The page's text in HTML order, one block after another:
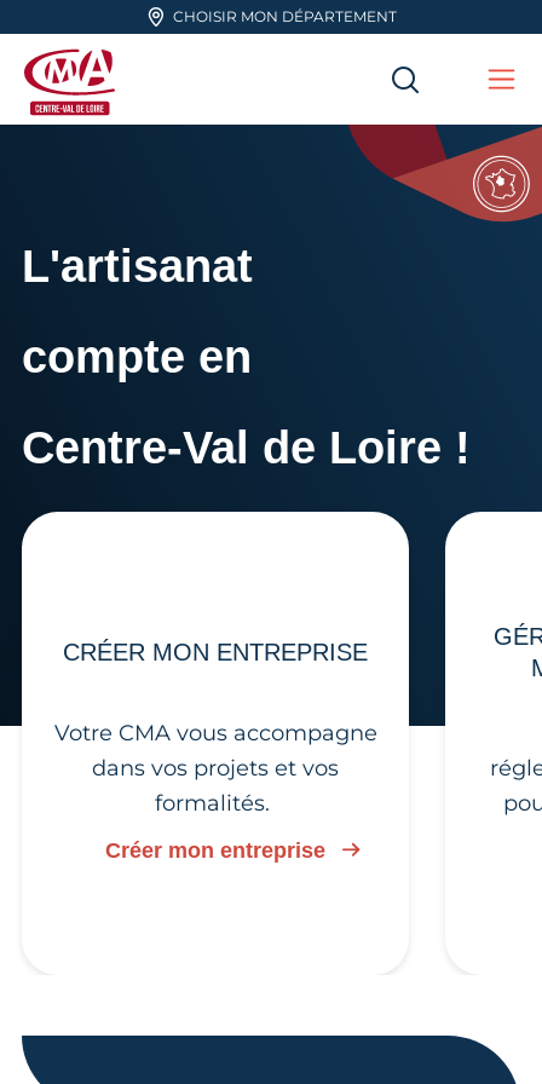
Aller en haut de pageCHOISIR MON DÉPARTEMENT
L'artisanat
compte en
Centre-Val de Loire !
CRÉER MON ENTREPRISE
Votre CMA vous accompagne
dans vos projets et vos
formalités.
Créer mon entreprise